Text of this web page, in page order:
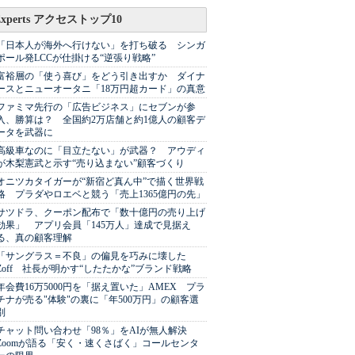
アクセストップ10
日本人が海外へ行けない」を打ち破る シンガ
ール発LCCが仕掛ける“逆張り戦略”
裕層の「使う喜び」をどう引き出すか ダイナ
スとニューオータニ「18万円超カード」の真意
ァミマ先行の「広告ビジネス」にセブンが参
、勝算は？ 全国約2万店舗と約1億人の顧客デ
タを武器に
級車なのに「目立たない」が武器？ アウディ
木梨憲武と示す“売り込まない”顧客づくり
ニツカタイガーが“新宿ど真ん中”で描く世界戦
プラダやロエベと競う「売上1365億円の先」
ツドラ、クーポン配布で「数十億円の売り上げ
果」 アプリ会員「145万人」達成で見据え
、真の顧客理解
サングラス＝不良」の偏見を巧みに壊した
社長が明かす“したたかな”ブランド戦略
会費16万5000円を「据え置いた」AMEX プラ
ナが売る"体験"の裏に「年500万円」の顧客選
ャット問い合わせ「98％」をAIが無人解決
が語る「安く・速くさばく」コールセンタ